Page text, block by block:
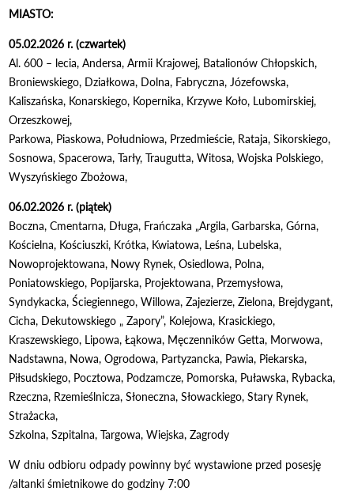
MIASTO:
05.02.2026 r. (czwartek)
Al. 600 – lecia, Andersa, Armii Krajowej, Batalionów Chłopskich,
Broniewskiego, Działkowa, Dolna, Fabryczna, Józefowska,
Kaliszańska, Konarskiego, Kopernika, Krzywe Koło, Lubomirskiej,
Orzeszkowej,
Parkowa, Piaskowa, Południowa, Przedmieście, Rataja, Sikorskiego,
Sosnowa, Spacerowa, Tarły, Traugutta, Witosa, Wojska Polskiego,
Wyszyńskiego Zbożowa,
06.02.2026 r. (piątek)
Boczna, Cmentarna, Długa, Frańczaka „Argila, Garbarska, Górna,
Kościelna, Kościuszki, Krótka, Kwiatowa, Leśna, Lubelska,
Nowoprojektowana, Nowy Rynek, Osiedlowa, Polna,
Poniatowskiego, Popijarska, Projektowana, Przemysłowa,
Syndykacka, Ściegiennego, Willowa, Zajezierze, Zielona, Brejdygant,
Cicha, Dekutowskiego „ Zapory”, Kolejowa, Krasickiego,
Kraszewskiego, Lipowa, Łąkowa, Męczenników Getta, Morwowa,
Nadstawna, Nowa, Ogrodowa, Partyzancka, Pawia, Piekarska,
Piłsudskiego, Pocztowa, Podzamcze, Pomorska, Puławska, Rybacka,
Rzeczna, Rzemieślnicza, Słoneczna, Słowackiego, Stary Rynek,
Strażacka,
Szkolna, Szpitalna, Targowa, Wiejska, Zagrody
W dniu odbioru odpady powinny być wystawione przed posesję
/altanki śmietnikowe do godziny 7:00